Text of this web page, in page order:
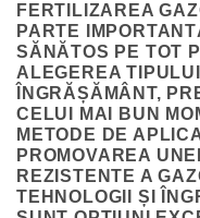
FERTILIZAREA
PARTE
SĂNĂTOS PE TOT
ALEGEREA
ÎNGRĂȘĂMÂNT,
CELUI MAI BUN
METODE DE
PROMOVAREA
REZISTENTE A
TEHNOLOGII ȘI